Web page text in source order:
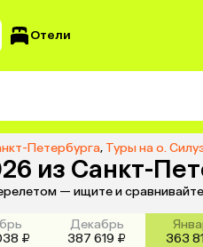
Отели
Петербурга, Туры на о.
из Санкт-
— ищите и
₽
Декабрь
387 619 ₽
363